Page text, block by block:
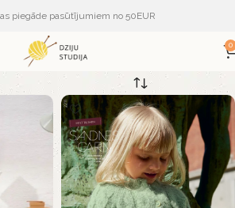
piegāde pasūtījumiem no 50EUR
0